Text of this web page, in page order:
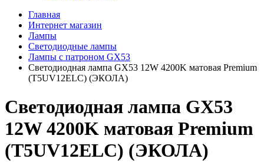
Главная
Интернет магазин
Лампы
Светодиодные лампы
Лампы с патроном GX53
Светодиодная лампа GX53 12W 4200K матовая Premium
(T5UV12ELC) (ЭКОЛА)
Светодиодная лампа GX53
12W 4200K матовая Premium
(T5UV12ELC) (ЭКОЛА)